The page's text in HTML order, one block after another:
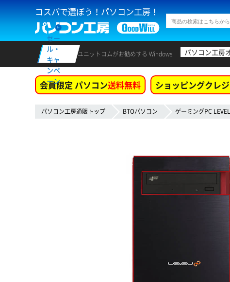
コスパで選ぼう！パソコン工房！
セー
ル・
キャ
ンペ
ーン
ユニットコムがお勧めする Windows. パソコン工房
会員限定 パソコン送料無料 ショッピングクレ
パソコン工房通販トップ BTOパソコン ゲーミングPC